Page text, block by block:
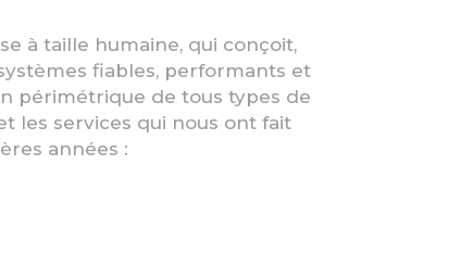
à taille humaine, qui conçoit,
fiables, performants et
périmétrique de tous types de
les services qui nous ont fait
années :